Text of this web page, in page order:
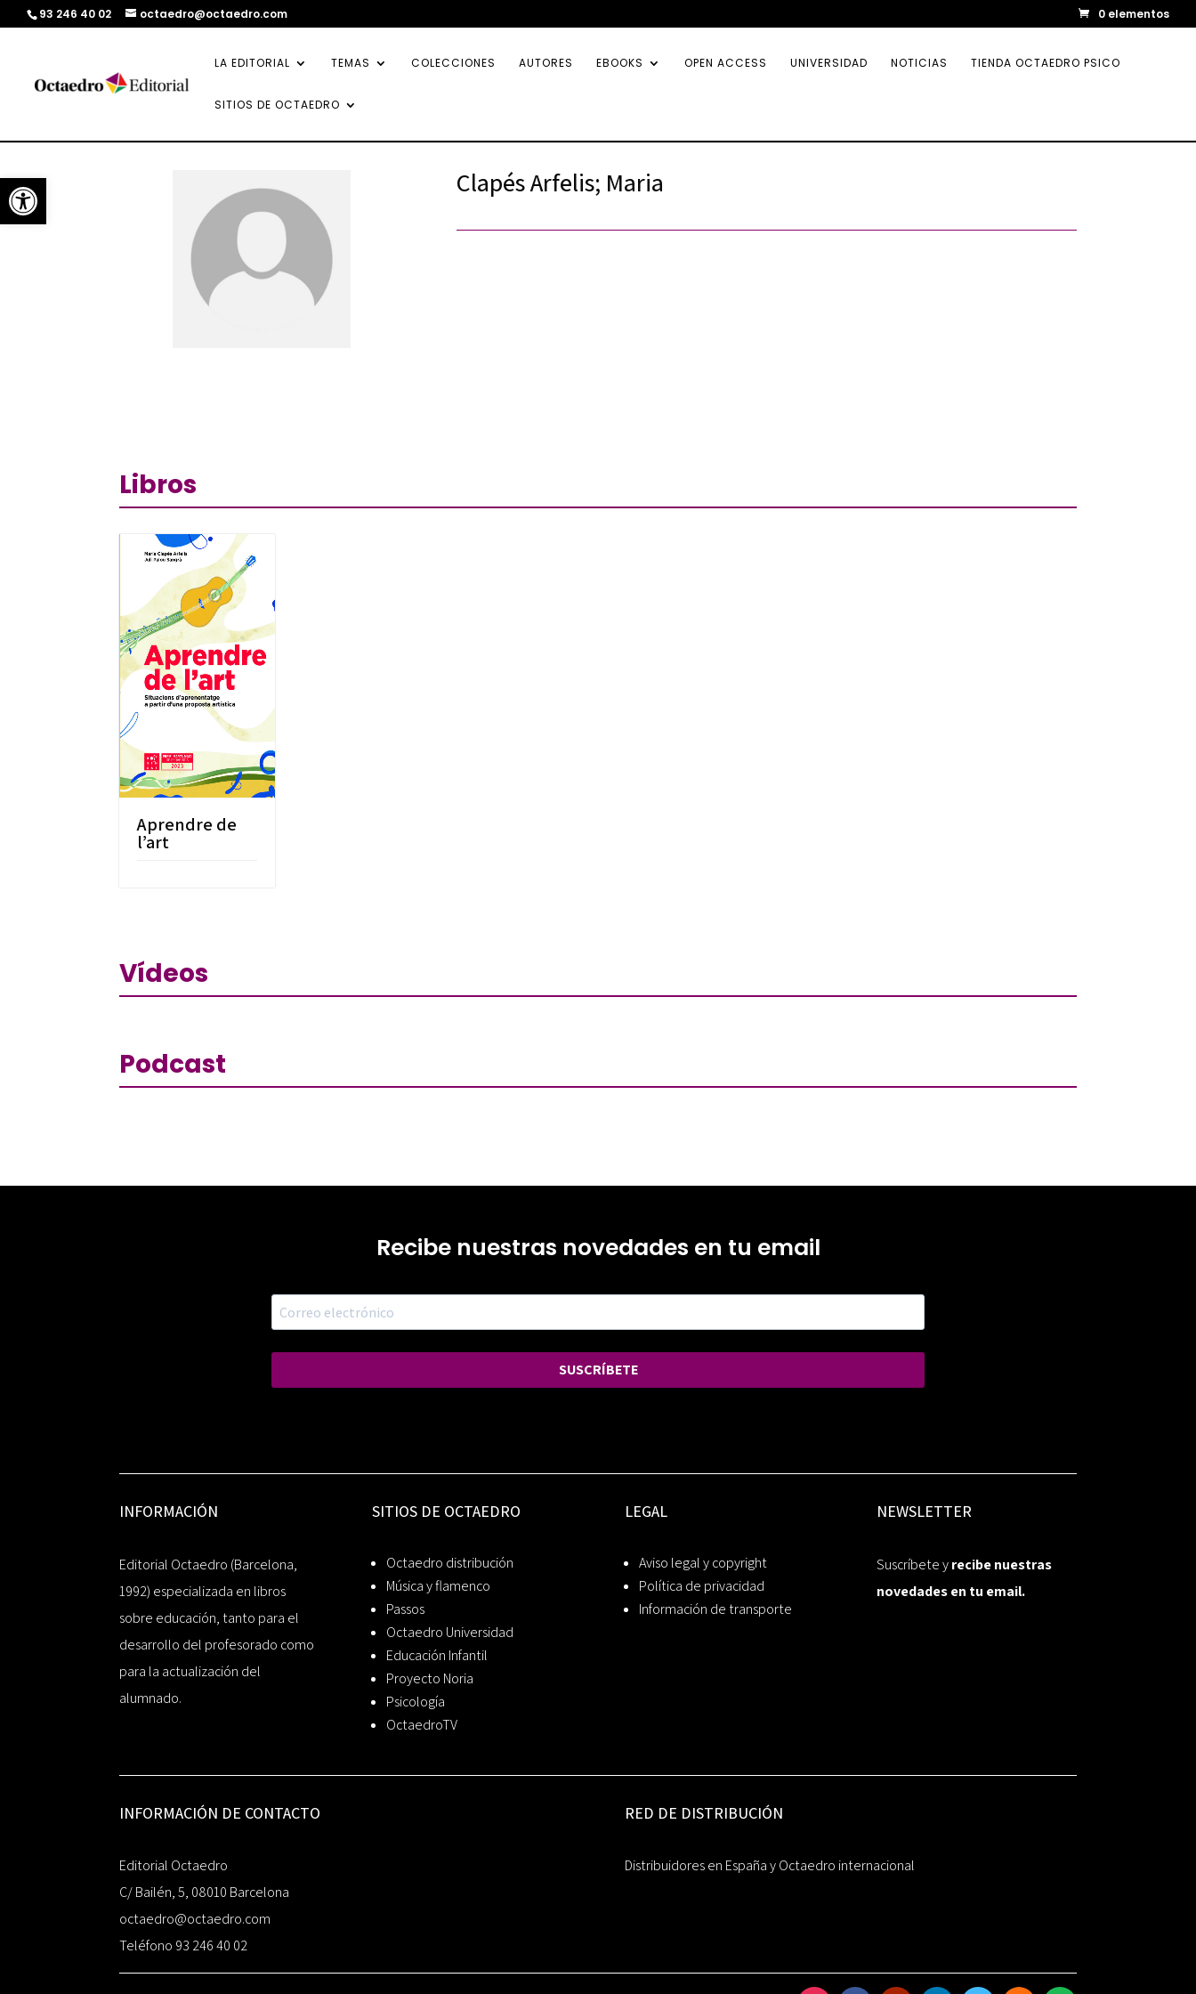
Abrir barra de herramientas
93 246 40 02 octaedro@octaedro.com 0 elementos
LA EDITORIAL TEMAS COLECCIONES AUTORES EBOOKS OPEN ACCESS UNIVERSIDAD NOTICIAS TIENDA OCTAEDRO PSICO
SITIOS DE OCTAEDRO
Clapés Arfelis; Maria
Libros
Aprendre de
l’art
Vídeos
Podcast
Recibe nuestras novedades en tu email
SUSCRÍBETE
INFORMACIÓN
Editorial Octaedro (Barcelona,
1992) especializada en libros
sobre educación, tanto para el
desarrollo del profesorado como
para la actualización del
alumnado.
SITIOS DE OCTAEDRO
Octaedro distribución
Música y flamenco
Passos
Octaedro Universidad
Educación Infantil
Proyecto Noria
Psicología
OctaedroTV
LEGAL
Aviso legal y copyright
Política de privacidad
Información de transporte
NEWSLETTER
Suscríbete yrecibe nuestras
novedades en tu email.
INFORMACIÓN DE CONTACTO
Editorial Octaedro
C/ Bailén, 5, 08010 Barcelona
octaedro@octaedro.com
Teléfono 93 246 40 02
RED DE DISTRIBUCIÓN
Distribuidores en España y Octaedro internacional